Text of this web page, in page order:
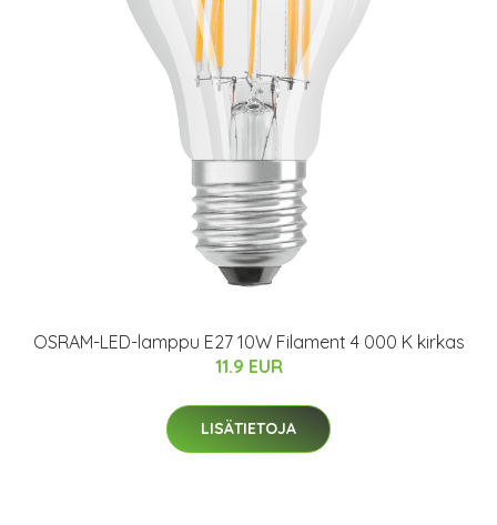
OSRAM-LED-lamppu E27 10W Filament 4 000 K kirkas
11.9 EUR
LISÄTIETOJA